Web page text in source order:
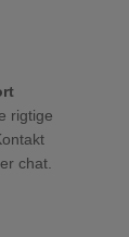
rigtige
chat.